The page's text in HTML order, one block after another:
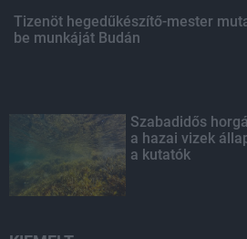
Tizenöt hegedűkészítő-mester
be munkáját Budán
Szabadidős
a hazai vizek
a kutatók